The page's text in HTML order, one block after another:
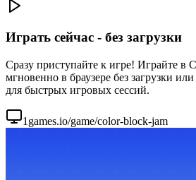
Играть сейчас - без загрузки
Сразу приступайте к игре! Играйте в
мгновенно в браузере без загрузки
для быстрых игровых сессий.
1games.io/game/color-block-jam